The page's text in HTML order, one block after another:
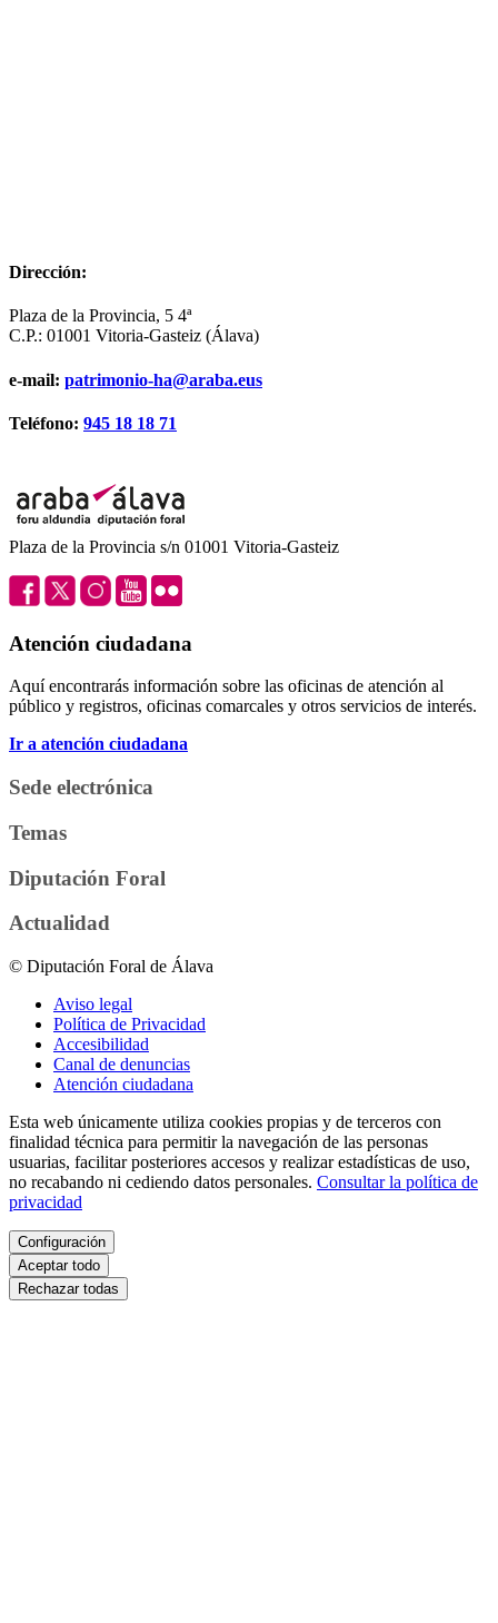
Dirección:
Plaza de la Provincia, 5 4ª
C.P.: 01001 Vitoria-Gasteiz (Álava)
e-mail: patrimonio-ha@araba.eus
Teléfono: 945 18 18 71
Plaza de la Provincia s/n 01001 Vitoria-Gasteiz
Atención ciudadana
Aquí encontrarás información sobre las oficinas de atención al
público y registros, oficinas comarcales y otros servicios de interés.
Ir a atención ciudadana
Sede electrónica
Temas
Diputación Foral
Actualidad
© Diputación Foral de Álava
Aviso legal
Política de Privacidad
Accesibilidad
Canal de denuncias
Atención ciudadana
Esta web únicamente utiliza cookies propias y de terceros con
finalidad técnica para permitir la navegación de las personas
usuarias, facilitar posteriores accesos y realizar estadísticas de uso,
no recabando ni cediendo datos personales. Consultar la política de
privacidad
Configuración
Aceptar todo
Rechazar todas